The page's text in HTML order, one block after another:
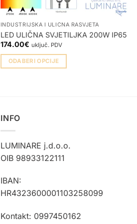
INDUSTRIJSKA I ULIČNA RASVJETA
LED ULIČNA SVJETILJKA 200W IP65
174.00€ uključ. PDV
ODABERI OPCIJE
varijanti.
Opcije
se
mogu
na
stranici
INFO
LUMINARE j.d.o.o.
OIB 98933122111
IBAN:
HR4323600001103258099
Kontakt: 0997450162